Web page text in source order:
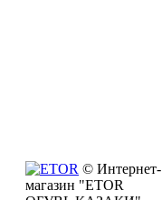
© Интернет-
магазин "ETOR